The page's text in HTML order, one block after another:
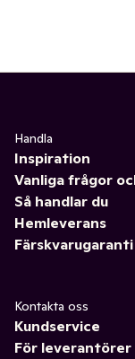
Handla
Inspiration
Vanliga frågor
Så handlar du
Hemleverans
Färskvarugaranti
Kontakta oss
Kundservice
För leverantörer